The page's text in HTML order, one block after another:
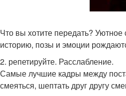
Что вы хотите передать? Уютное
историю, позы и эмоции
2. репетируйте. Расслабление.
Самые лучшие кадры между
смеяться, шептать друг другу